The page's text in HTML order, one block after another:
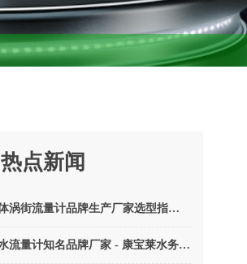
热点新闻
液体涡街流量计品牌生产厂家选型指南——康宝莱水务如何精确测量？
废水流量计知名品牌厂家 - 康宝莱水务为何能独领风骚？